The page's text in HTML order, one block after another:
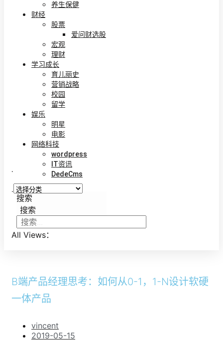
养生保健
财经
股票
爱问财选股
宏观
理财
学习成长
育儿丽史
营销战略
校园
留学
娱乐
明星
电影
网络科技
wordpress
IT资讯
DedeCms
.
.
搜索
搜索
All Views：
B端产品经理思考：如何从0-1，1-N设计软硬
一体产品
vincent
2019-05-15